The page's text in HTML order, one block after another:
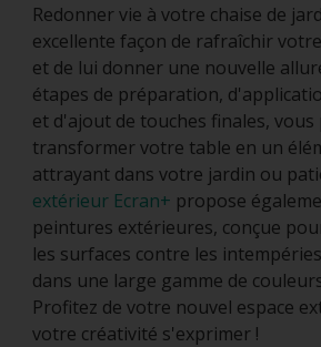
Redonner vie à votre chaise de
excellente façon de rafraîchir
et de lui donner une nouvelle
étapes de préparation,
et d'ajout de touches finales, vous
transformer votre table en un
attrayant dans votre jardin ou
extérieur Ecran+ propose
peintures extérieures, conçue
les surfaces contre les
dans une large gamme de
Profitez de votre nouvel espace
votre créativité s'exprimer !